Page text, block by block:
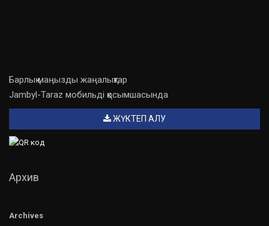
Барлық маңызды жаңалықтар
Jambyl-Taraz мобильді қосымшасында
ЖҮКТЕП АЛУ
Архив
Archives